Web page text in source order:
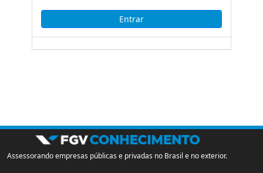
Assessorando empresas públicas e privadas no Brasil e no exterior.